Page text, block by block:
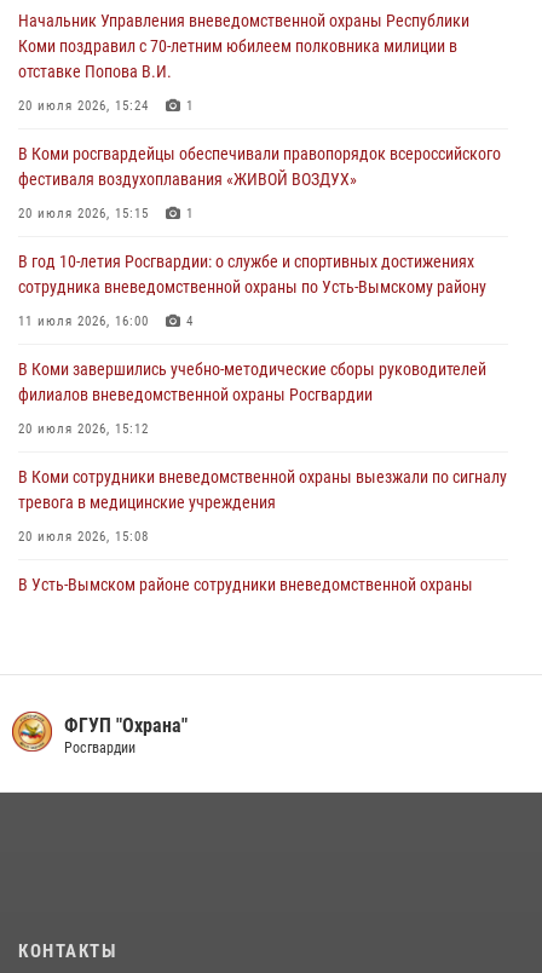
В Коми росгвардейцы обеспечивали правопорядок всероссийского
фестиваля воздухоплавания «ЖИВОЙ ВОЗДУХ»
филиалов вневедомственной охраны Росгвардии
20 июля 2026, 15:12
тревога в медицинские учреждения
20 июля 2026, 15:08
задержали необычного покупателя
20 июля 2026, 15:03
Начальник Управления вневедомственной охраны Республики
Коми поздравил с 70-летним юбилеем полковника милиции в
отставке Попова В.И.
20 июля 2026, 15:24 1
В Коми росгвардейцы обеспечивали правопорядок всероссийского
фестиваля воздухоплавания «ЖИВОЙ ВОЗДУХ»
20 июля 2026, 15:15 1
В год 10-летия Росгвардии: о службе и спортивных достижениях
сотрудника вневедомственной охраны по Усть-Вымскому району
11 июля 2026, 16:00 4
В Коми завершились учебно-методические сборы руководителей
филиалов вневедомственной охраны Росгвардии
20 июля 2026, 15:12
В Коми сотрудники вневедомственной охраны выезжали по сигналу
тревога в медицинские учреждения
20 июля 2026, 15:08
В Усть-Вымском районе сотрудники вневедомственной охраны
отработали более 100 тревог, поступивших с охраняемых объектов
29 июля 2026, 11:41
семинаре в Нижнем Новгороде
ФГУП "Охрана"
Росгвардии
КОНТАКТЫ